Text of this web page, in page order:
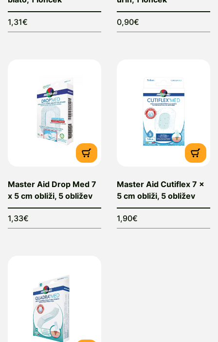
1,31€ 0,90€
Master Aid Drop Med 7
x 5 cm obliži, 5 obližev
1,33€
Master Aid Cutiflex 7 x
5 cm obliži, 5 obližev
1,90€